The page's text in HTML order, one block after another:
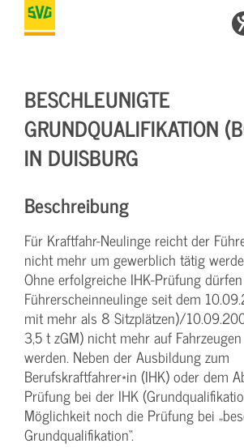
BESCHLEUNIGTE
GRUNDQUALIFIKATION
IN DUISBURG
Beschreibung
Für Kraftfahr-Neulinge reicht der
nicht mehr um gewerblich tätig
Ohne erfolgreiche IHK-Prüfung dürfen
Führerscheinneulinge seit dem
mit mehr als 8 Sitzplätzen)/
3,5 t zGM) nicht mehr auf
werden. Neben der Ausbildung zum
Berufskraftfahrer*in (IHK) oder dem
Prüfung bei der IHK
Möglichkeit noch die Prüfung bei
Grundqualifikation“.